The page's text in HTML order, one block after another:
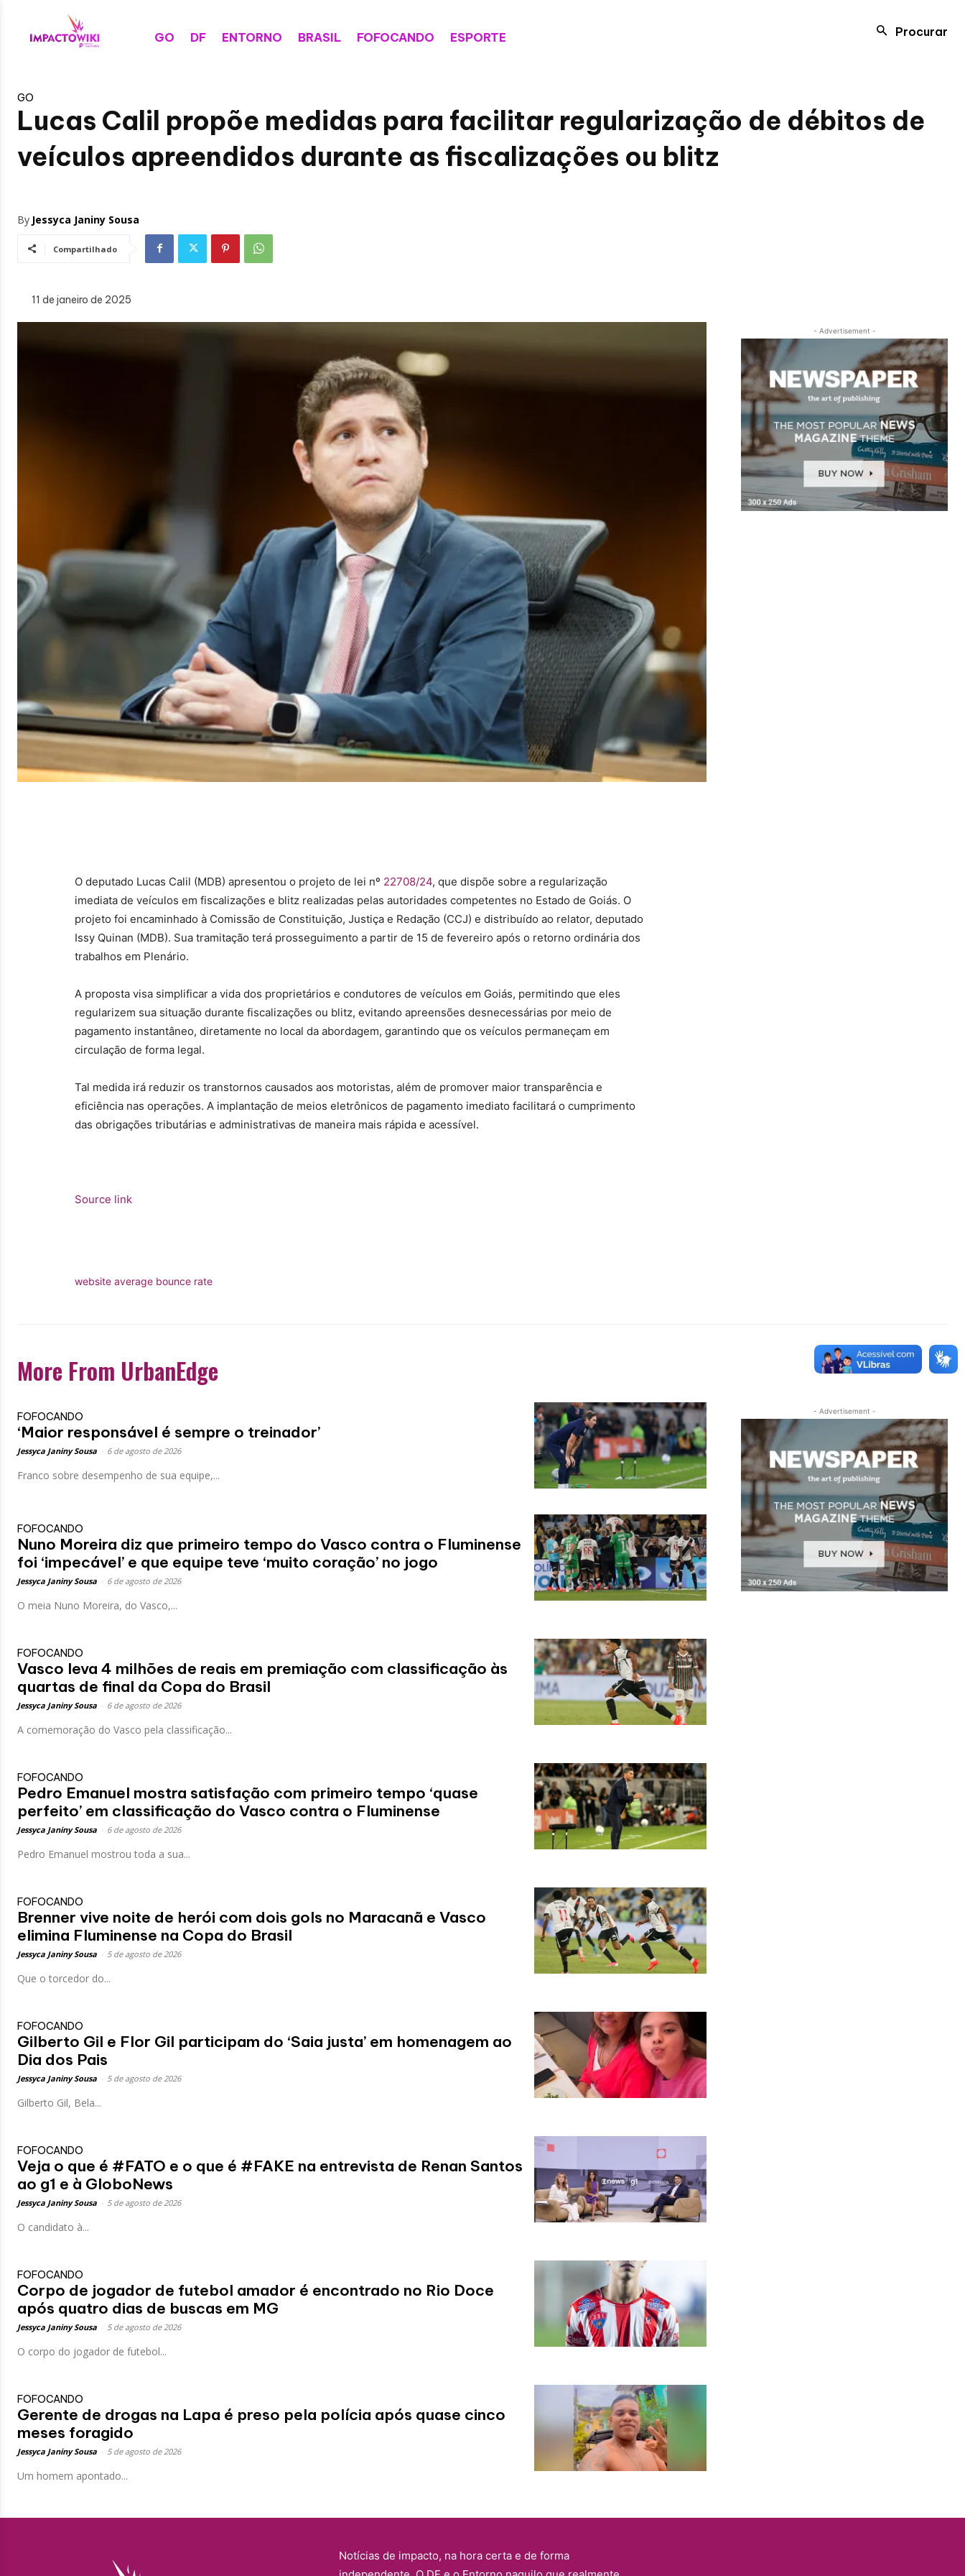
GO DF ENTORNO BRASIL FOFOCANDO ESPORTE Procurar
GO
Lucas Calil propõe medidas para facilitar regularização de débitos de
veículos apreendidos durante as fiscalizações ou blitz
By Jessyca Janiny Sousa
Compartilhado
11 de janeiro de 2025
O deputado Lucas Calil (MDB) apresentou o projeto de lei nº 22708/24, que dispõe sobre a regularização
imediata de veículos em fiscalizações e blitz realizadas pelas autoridades competentes no Estado de Goiás. O
projeto foi encaminhado à Comissão de Constituição, Justiça e Redação (CCJ) e distribuído ao relator, deputado
Issy Quinan (MDB). Sua tramitação terá prosseguimento a partir de 15 de fevereiro após o retorno ordinária dos
trabalhos em Plenário.
A proposta visa simplificar a vida dos proprietários e condutores de veículos em Goiás, permitindo que eles
regularizem sua situação durante fiscalizações ou blitz, evitando apreensões desnecessárias por meio de
pagamento instantâneo, diretamente no local da abordagem, garantindo que os veículos permaneçam em
circulação de forma legal.
Tal medida irá reduzir os transtornos causados aos motoristas, além de promover maior transparência e
eficiência nas operações. A implantação de meios eletrônicos de pagamento imediato facilitará o cumprimento
das obrigações tributárias e administrativas de maneira mais rápida e acessível.
Source link
website average bounce rate
- Advertisement -
More From UrbanEdge
FOFOCANDO
‘Maior responsável é sempre o treinador’
Jessyca Janiny Sousa 6 de agosto de 2026
Franco sobre desempenho de sua equipe,...
FOFOCANDO
Nuno Moreira diz que primeiro tempo do Vasco contra o Fluminense
foi ‘impecável’ e que equipe teve ‘muito coração’ no jogo
Jessyca Janiny Sousa 6 de agosto de 2026
O meia Nuno Moreira, do Vasco,...
FOFOCANDO
Vasco leva 4 milhões de reais em premiação com classificação às
quartas de final da Copa do Brasil
Jessyca Janiny Sousa 6 de agosto de 2026
A comemoração do Vasco pela classificação...
FOFOCANDO
Pedro Emanuel mostra satisfação com primeiro tempo ‘quase
perfeito’ em classificação do Vasco contra o Fluminense
Jessyca Janiny Sousa 6 de agosto de 2026
Pedro Emanuel mostrou toda a sua...
FOFOCANDO
Brenner vive noite de herói com dois gols no Maracanã e Vasco
elimina Fluminense na Copa do Brasil
Jessyca Janiny Sousa 5 de agosto de 2026
Que o torcedor do...
FOFOCANDO
Gilberto Gil e Flor Gil participam do ‘Saia justa’ em homenagem ao
Dia dos Pais
Jessyca Janiny Sousa 5 de agosto de 2026
Gilberto Gil, Bela...
FOFOCANDO
Veja o que é #FATO e o que é #FAKE na entrevista de Renan Santos
ao g1 e à GloboNews
Jessyca Janiny Sousa 5 de agosto de 2026
O candidato à...
FOFOCANDO
Corpo de jogador de futebol amador é encontrado no Rio Doce
após quatro dias de buscas em MG
Jessyca Janiny Sousa 5 de agosto de 2026
O corpo do jogador de futebol...
FOFOCANDO
Gerente de drogas na Lapa é preso pela polícia após quase cinco
meses foragido
Jessyca Janiny Sousa 5 de agosto de 2026
Um homem apontado...
- Advertisement -
Notícias de impacto, na hora certa e de forma